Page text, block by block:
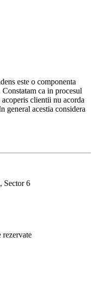
este o componenta
ca in procesul
clientii nu acorda
general acestia considera
Sector 6